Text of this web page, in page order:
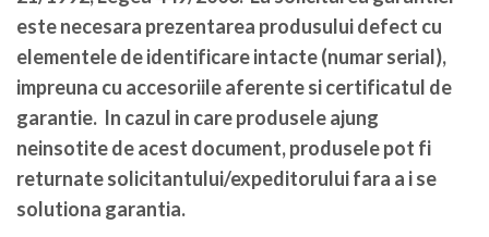
este necesara prezentarea produsului defect cu
elementele de identificare intacte (numar serial),
impreuna cu accesoriile aferente si certificatul de
garantie. In cazul in care produsele ajung
neinsotite de acest document, produsele pot fi
returnate solicitantului/expeditorului fara a i se
solutiona garantia.